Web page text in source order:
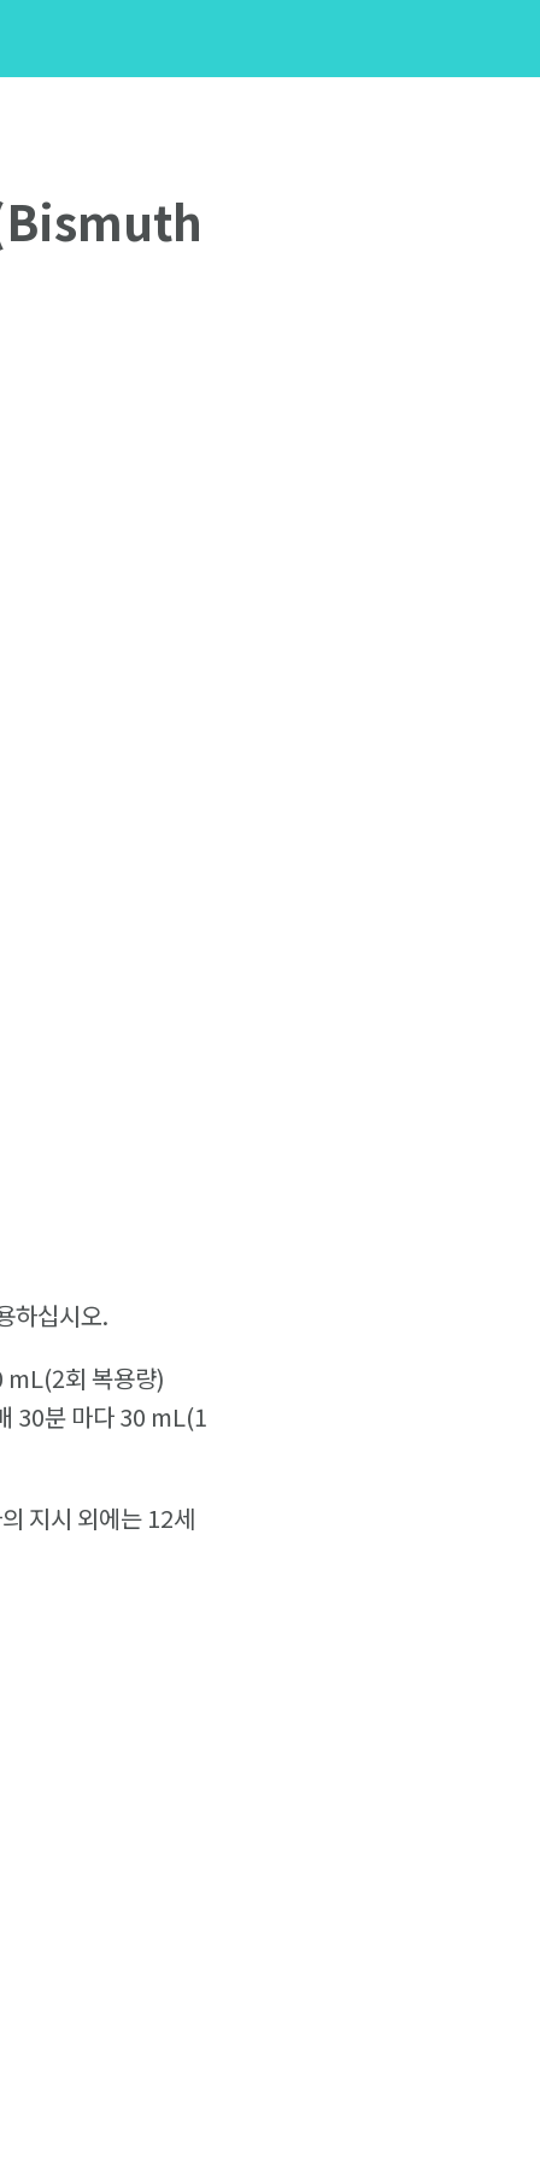
하십시오.
mL(2회 복용량)
30분 마다 30 mL(1
지시 외에는 12세